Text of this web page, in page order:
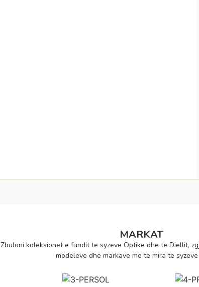
MARKAT
Zbuloni koleksionet e fundit te syzeve Optike dhe te Diellit,
modeleve dhe markave me te mira te